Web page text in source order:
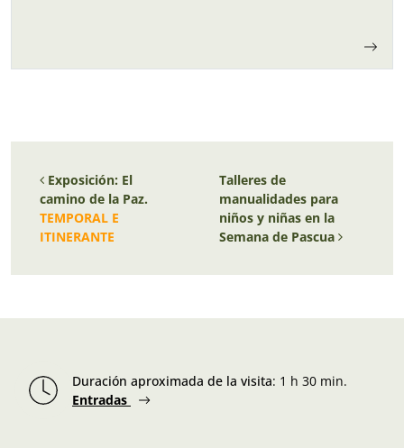
Navegación de entradas
Exposición: El
camino de la Paz.
TEMPORAL E
ITINERANTE
Talleres de
manualidades para
niños y niñas en la
Semana de Pascua
Duración aproximada de la visita: 1 h 30 min.
Entradas